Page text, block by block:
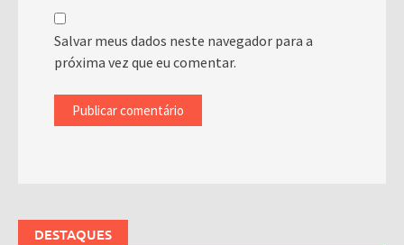
Salvar meus dados neste navegador para a
próxima vez que eu comentar.
DESTAQUES